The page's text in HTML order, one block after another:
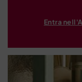
Entra